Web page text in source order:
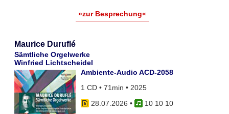
»zur Besprechung«
Maurice Duruflé
Sämtliche Orgelwerke
Winfried Lichtscheidel
Ambiente-Audio ACD-2058
1 CD • 71min • 2025
28.07.2026 •
10 10 10